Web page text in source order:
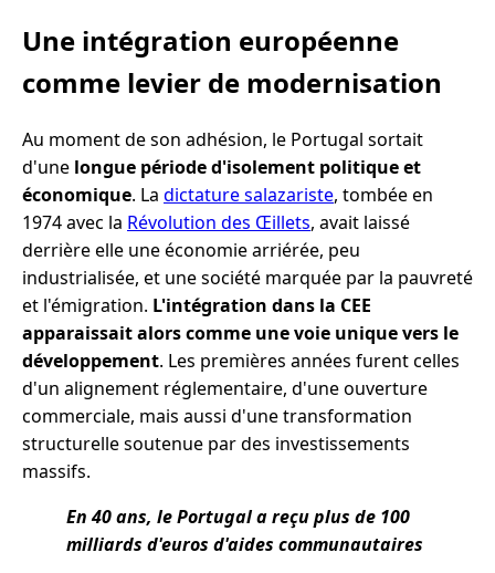
Une intégration européenne
comme levier de modernisation
Au moment de son adhésion, le Portugal sortait
d'une longue période d'isolement politique et
économique. La dictature salazariste, tombée en
1974 avec la Révolution des Œillets, avait laissé
derrière elle une économie arriérée, peu
industrialisée, et une société marquée par la pauvreté
et l'émigration. L'intégration dans la CEE
apparaissait alors comme une voie unique vers le
développement. Les premières années furent celles
d'un alignement réglementaire, d'une ouverture
commerciale, mais aussi d'une transformation
structurelle soutenue par des investissements
massifs.
En 40 ans, le Portugal a reçu plus de 100
milliards d'euros d'aides communautaires